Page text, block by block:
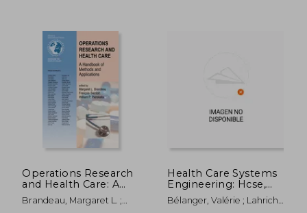
40%
dcto.
$ 10.544
$ 6.327
40%
dcto.
Operations Research
and Health Care: A
Handbook of
Methods and
Brandeau, Margaret L. ;
Health Care Systems
Engineering: Hcse,
Montréal, Canada,
May 30 - June 1, 2019
Bélanger, Valérie ; Lahrichi,